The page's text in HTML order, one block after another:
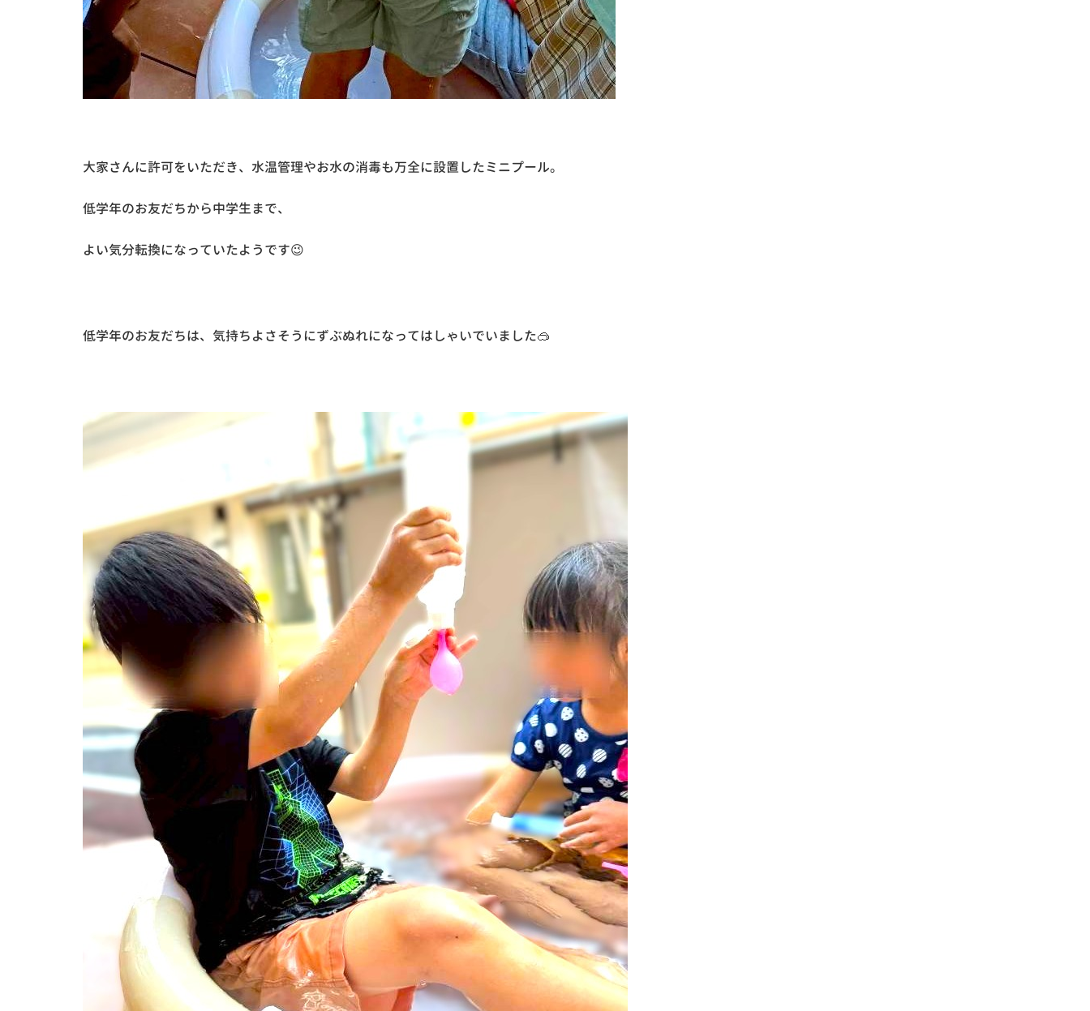
大家さんに許可をいただき、水温管理やお水の消毒も万全に設置したミニプール。
低学年のお友だちから中学生まで、
よい気分転換になっていたようです😉
低学年のお友だちは、気持ちよさそうにずぶぬれになってはしゃいでいました🥽